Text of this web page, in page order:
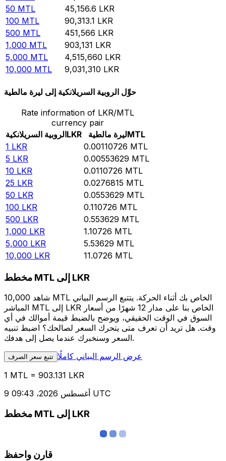
50 MTL 45,156.6 LKR
100 MTL 90,313.1 LKR
500 MTL 451,566 LKR
1,000 MTL 903,131 LKR
5,000 MTL 4,515,660 LKR
10,000 MTL 9,031,310 LKR
حوِّل الروبية السريلانكية إلى ليرة مالطية
Rate information of LKR/MTL
currency pair
الروبية السريلانكيةLKR ليرة مالطيةMTL
1 LKR 0.00110726 MTL
5 LKR 0.00553629 MTL
10 LKR 0.0110726 MTL
25 LKR 0.0276815 MTL
50 LKR 0.0553629 MTL
100 LKR 0.110726 MTL
500 LKR 0.553629 MTL
1,000 LKR 1.10726 MTL
5,000 LKR 5.53629 MTL
10,000 LKR 11.0726 MTL
مخطط MTL إلى LKR
شاهد 10,000 MTL الخاص بك أثناء الحركة. يتتبع الرسم البياني
المباشر MTL إلى LKR الخاص بنا على مدار 12 شهرًا من أسعار
السوق في الوقت الحقيقي، ويوضح بالضبط قيمة أموالك في أي
وقت. هل تريد أن تعرف متى يتحرك السعر لصالحك؟ اضبط تنبيه
السعر وسنخبرك عندما يصل إلى هدفك.
تتبع سعر الصرف عرض الرسم البياني كاملًا
1 MTL = 903.131 LKR
9 أغسطس 2026، 09:43 UTC
مخطط MTL إلى LKR
قارن واحفظ